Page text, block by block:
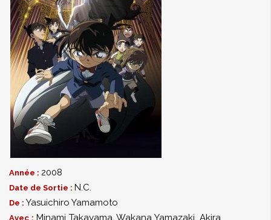
Année : 2008
Date de Sortie : N.C.
De : Yasuichiro Yamamoto
Avec : Minami Takayama,Wakana Yamazaki,Akira